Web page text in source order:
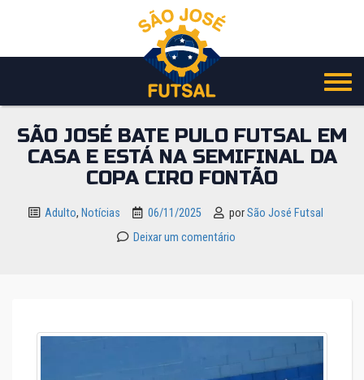
o
SÃO JOSÉ BATE PULO FUTSAL EM
CASA E ESTÁ NA SEMIFINAL DA
COPA CIRO FONTÃO
Adulto, Notícias 06/11/2025 porSão José Futsal
Deixar um comentário